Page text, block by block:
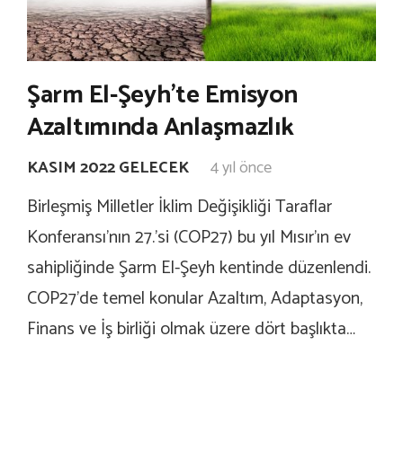
Şarm El-Şeyh’te Emisyon
Azaltımında Anlaşmazlık
KASIM 2022 GELECEK 4 yıl önce
Birleşmiş Milletler İklim Değişikliği Taraflar
Konferansı’nın 27.’si (COP27) bu yıl Mısır’ın ev
sahipliğinde Şarm El-Şeyh kentinde düzenlendi.
COP27’de temel konular Azaltım, Adaptasyon,
Finans ve İş birliği olmak üzere dört başlıkta…